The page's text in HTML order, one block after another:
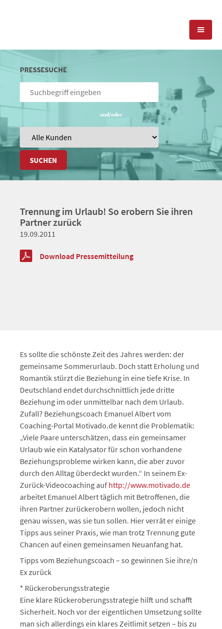
PRESSEARBEIT
SOCIAL MEDIA
PR-AGENTUR
REFERENZEN
STANDORT & KONTAKT
BLOG
KONTAKT
PRESSESUCHE
und/oder
SUCHEN
Trennung im Urlaub! So erobern Sie ihren
Partner zurück
19.09.2011
Download Pressemitteilung
Es sollte die schönste Zeit des Jahres werden: der
gemeinsame Sommerurlaub. Doch statt Erholung und
Romantik stürzt die Beziehung in eine tiefe Krise. In
Deutschland endet durchschnittlich jede dritte
Beziehung im oder unmittelbar nach dem Urlaub.
Zufall? Beziehungscoach Emanuel Albert vom
Coaching-Portal Motivado.de kennt die Problematik:
„Viele Paare unterschätzen, dass ein gemeinsamer
Urlaub wie ein Katalysator für schon vorhandene
Beziehungsprobleme wirken kann, die aber zuvor
durch den Alltag überdeckt wurden.“ In seinem Ex-
Zurück-Videocoaching auf http://www.motivado.de
arbeitet Emanuel Albert täglich mit Betroffenen, die
ihren Partner zurückerobern wollen, jedoch nicht
genau wissen, was sie tun sollen. Hier verrät er einige
Tipps aus seiner Praxis, wie man trotz Trennung gute
Chancen auf einen gemeinsamen Neuanfang hat.
Tipps vom Beziehungscoach – so gewinnen Sie ihre/n
Ex zurück
* Rückeroberungsstrategie
Eine klare Rückeroberungsstrategie hilft und schafft
Sicherheit. Noch vor der eigentlichen Umsetzung sollte
man sich allerdings ein klares Zeitlimit setzen – bis zu